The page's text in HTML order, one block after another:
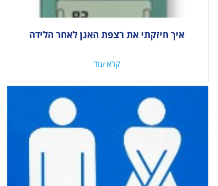
איך חיזקתי את רצפת האגן לאחר הלידה
קרא עוד